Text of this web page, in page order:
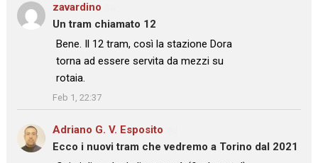
zavardino
Un tram chiamato 12
: “Bene. Il 12 tram, così la stazione Dora
torna ad essere servita da mezzi su
rotaia.
”
Feb 1, 22:37
Adriano G. V. Esposito
Ecco i nuovi tram che vedremo a Torino dal 2021